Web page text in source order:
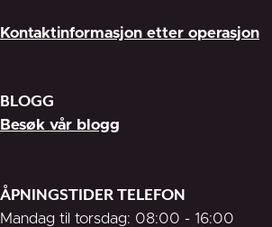
Kontaktinformasjon etter operasjon
BLOGG
Besøk vår blogg
ÅPNINGSTIDER TELEFON
Mandag til torsdag: 08:00 - 16:00